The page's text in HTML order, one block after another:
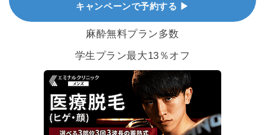
キャンペーンで予約する ▶
麻酔無料プラン多数
学生プラン最大13％オフ